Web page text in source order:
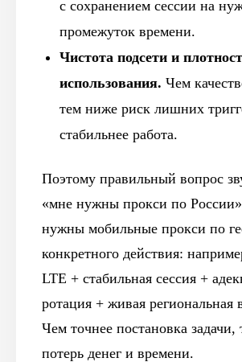
с сохранением сессии на
промежуток времени.
Чистота подсети и
использования. Чем
тем ниже риск лишних
стабильнее работа.
Поэтому правильный вопрос
«мне нужны прокси по
нужны мобильные прокси по
конкретного действия:
LTE + стабильная сессия +
ротация + живая региональная
Чем точнее постановка
потерь денег и времени.